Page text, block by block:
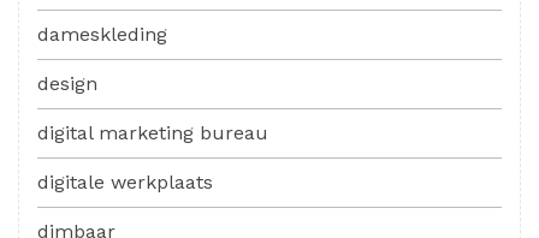
dameskleding
design
digital marketing bureau
digitale werkplaats
dimbaar